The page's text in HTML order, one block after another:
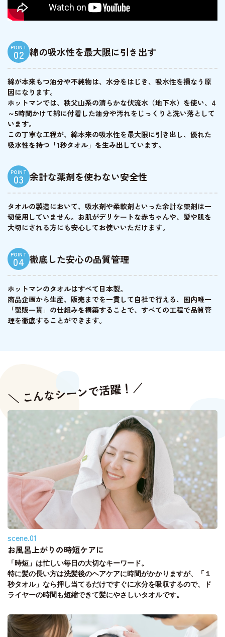
POINT
02 綿の吸水性を最大限に引き出す
綿が本来もつ油分や不純物は、水分をはじき、吸水性を損なう原
因になります。
ホットマンでは、秩父山系の清らかな伏流水（地下水）を使い、4
～5時間かけて綿に付着した油分や汚れをじっくりと洗い落として
います。
この丁寧な工程が、綿本来の吸水性を最大限に引き出し、優れた
吸水性を持つ「1秒タオル」を生み出しています。
POINT
03 余計な薬剤を使わない安全性
タオルの製造において、吸水剤や柔軟剤といった余計な薬剤は一
切使用していません。お肌がデリケートな赤ちゃんや、髪や肌を
大切にされる方にも安心してお使いいただけます。
POINT
04 徹底した安心の品質管理
ホットマンのタオルはすべて日本製。
商品企画から生産、販売までを一貫して自社で行える、国内唯一
「製販一貫」の仕組みを構築することで、すべての工程で品質管
理を徹底することができます。
＼ こんなシーンで活躍！／
scene.01
お風呂上がりの時短ケアに
「時短」は忙しい毎日の大切なキーワード。
特に髪の長い方は洗髪後のヘアケアに時間がかかりますが、「１
秒タオル」なら押し当てるだけですぐに水分を吸収するので、ド
ライヤーの時間も短縮できて髪にやさしいタオルです。